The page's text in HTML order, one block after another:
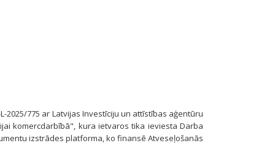
2025/775 ar Latvijas Investīciju un attīstības aģentūru
komercdarbībā", kura ietvaros tika ieviesta Darba
izstrādes platforma, ko finansē Atveseļošanās